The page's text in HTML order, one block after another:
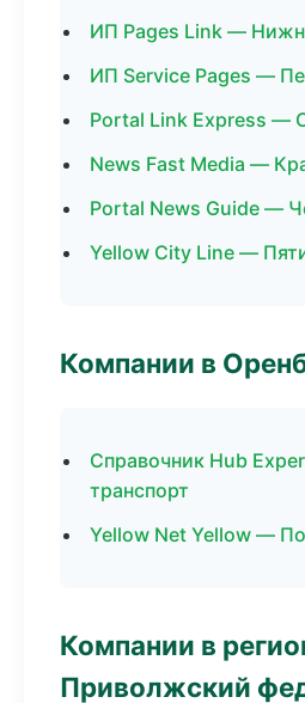
ИП Pages Link —
ИП Service Pages —
Portal Link Express —
News Fast Media —
Portal News Guide —
Yellow City Line —
Компании в
Справочник Hub
транспорт
Yellow Net Yellow —
Компании в
Приволжский